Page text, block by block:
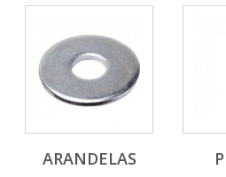
ARANDELAS